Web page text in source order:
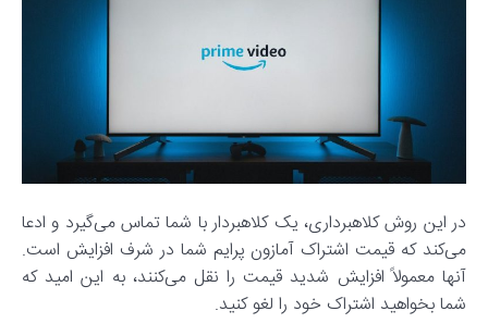
در این روش کلاهبرداری، یک کلاهبردار با شما تماس می‌گیرد و ادعا
می‌کند که قیمت اشتراک آمازون پرایم شما در شرف افزایش است.
آنها معمولاً افزایش شدید قیمت را نقل می‌کنند، به این امید که
شما بخواهید اشتراک خود را لغو کنید.